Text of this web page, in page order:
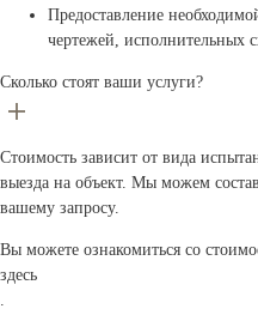
Предоставление
чертежей, исполнительных
Сколько стоят ваши услуги?
Стоимость зависит от вида
выезда на объект. Мы можем
вашему запросу.
Вы можете ознакомиться со
здесь
.